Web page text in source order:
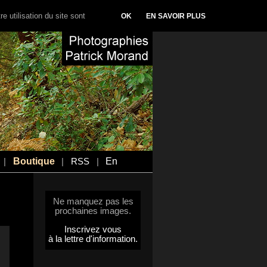
Boutique RSS En
Ne manquez pas les
prochaines images.
Inscrivez vous
à la lettre d'information.
utilisation du site sont OK EN SAVOIR PLUS